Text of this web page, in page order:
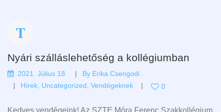
Nyári szálláslehetőség a kollégiumban
2021. Július 18. By Erika.csengodi
Hírek Uncategorized Vendégeknek 0
Kedves vendégeink! Az SZTE Móra Ferenc Szakkollégium